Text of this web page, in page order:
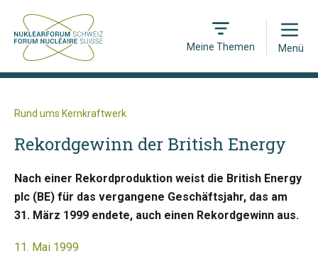
Meine Themen
Open
Menü
Rund ums Kernkraftwerk
Rekordgewinn der British Energy
Nach einer Rekordproduktion weist die British Energy
plc (BE) für das vergangene Geschäftsjahr, das am
31. März 1999 endete, auch einen Rekordgewinn aus.
11. Mai 1999